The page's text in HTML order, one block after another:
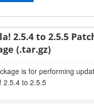
2.5.4 to 2.5.5
(.tar.gz)
is for performing
2.5.4 to 2.5.5